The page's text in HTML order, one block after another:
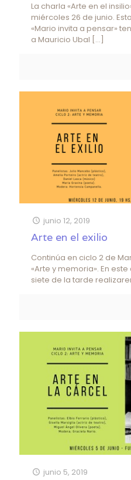
La charla «Arte en el
miércoles 26 de junio.
«Mario invita a pensar»
a Mauricio Ubal […]
junio 12, 2019
Arte en el exilio
Continúa en ciclo 2 de
«Arte y memoria». En
siete de la tarde
junio 5, 2019